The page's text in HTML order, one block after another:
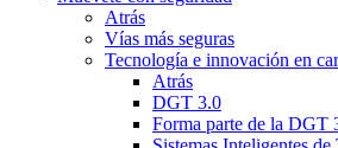
Atrás
Vías más seguras
Tecnología e innovación en
Atrás
DGT 3.0
Forma parte de la DGT